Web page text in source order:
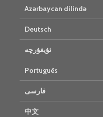
Azərbaycan dilində
Deutsch
ئۇيغۇرچە
Português
فارسی
中文